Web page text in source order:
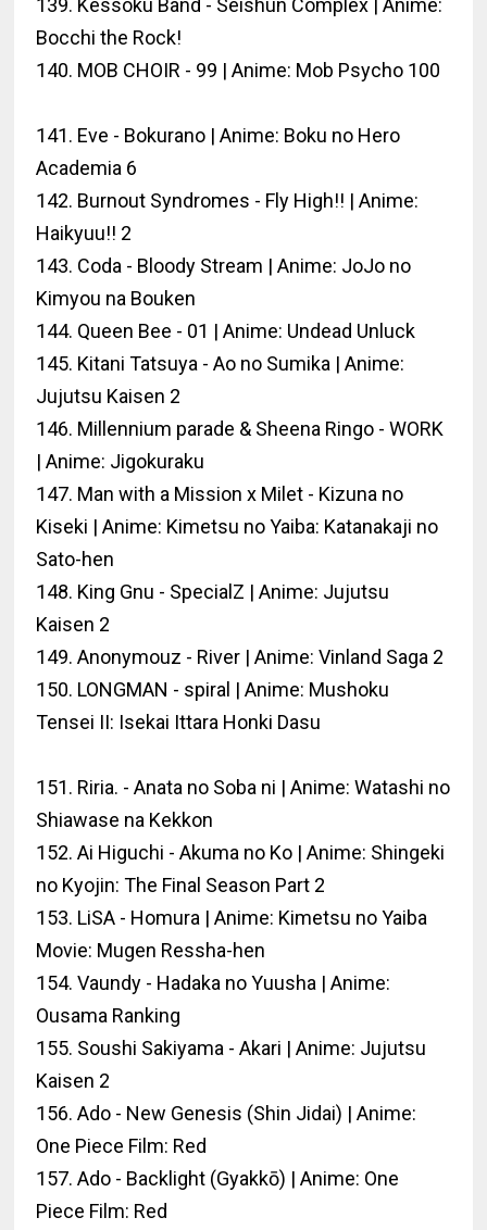
Bocchi the Rock!
140. MOB CHOIR - 99 | Anime: Mob Psycho 100
141. Eve - Bokurano | Anime: Boku no Hero
Academia 6
142. Burnout Syndromes - Fly High!! | Anime:
Haikyuu!! 2
143. Coda - Bloody Stream | Anime: JoJo no
Kimyou na Bouken
144. Queen Bee - 01 | Anime: Undead Unluck
145. Kitani Tatsuya - Ao no Sumika | Anime:
Jujutsu Kaisen 2
146. Millennium parade & Sheena Ringo - WORK
| Anime: Jigokuraku
147. Man with a Mission x Milet - Kizuna no
Kiseki | Anime: Kimetsu no Yaiba: Katanakaji no
Sato-hen
148. King Gnu - SpecialZ | Anime: Jujutsu
Kaisen 2
149. Anonymouz - River | Anime: Vinland Saga 2
150. LONGMAN - spiral | Anime: Mushoku
Tensei II: Isekai Ittara Honki Dasu
151. Riria. - Anata no Soba ni | Anime: Watashi no
Shiawase na Kekkon
152. Ai Higuchi - Akuma no Ko | Anime: Shingeki
no Kyojin: The Final Season Part 2
153. LiSA - Homura | Anime: Kimetsu no Yaiba
Movie: Mugen Ressha-hen
154. Vaundy - Hadaka no Yuusha | Anime:
Ousama Ranking
155. Soushi Sakiyama - Akari | Anime: Jujutsu
Kaisen 2
156. Ado - New Genesis (Shin Jidai) | Anime:
One Piece Film: Red
157. Ado - Backlight (Gyakkō) | Anime: One
Piece Film: Red